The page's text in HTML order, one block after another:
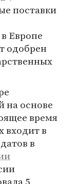
поставки
Европе
одобрен
на основе
время
входит в
в